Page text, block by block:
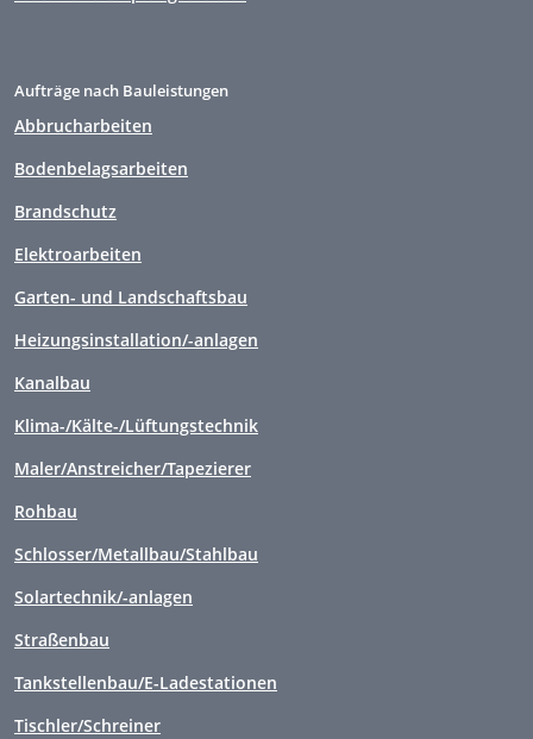
Aufträge nach Bauleistungen
Abbrucharbeiten
Bodenbelagsarbeiten
Brandschutz
Elektroarbeiten
Garten- und Landschaftsbau
Heizungsinstallation/-anlagen
Kanalbau
Klima-/Kälte-/Lüftungstechnik
Maler/Anstreicher/Tapezierer
Rohbau
Schlosser/Metallbau/Stahlbau
Solartechnik/-anlagen
Straßenbau
Tankstellenbau/E-Ladestationen
Tischler/Schreiner